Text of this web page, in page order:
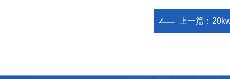
上一篇：